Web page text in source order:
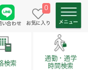
い合わせ
0
お気に入り
検索
通勤・通学
時間検索